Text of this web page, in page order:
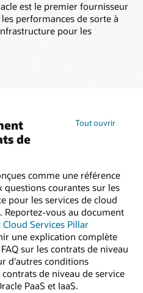
est le premier fournisseur
performances de sorte à
pour les
de
Tout ouvrir
comme une référence
courantes sur les
pour les services de cloud
Reportez-vous au document
Cloud Services Pillar
une explication complète
sur les contrats de niveau
d'autres conditions
de niveau de service
PaaS et IaaS.